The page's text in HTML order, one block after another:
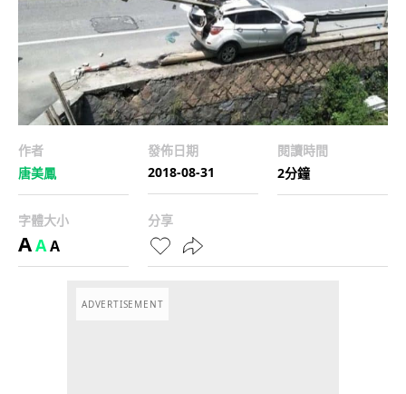
作者
唐美鳳
發佈日期
2018-08-31
閱讀時間
2分鐘
字體大小
AAA
分享
ADVERTISEMENT